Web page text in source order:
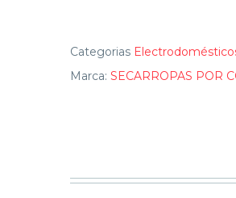
Categorias
Marca: SECARROPAS POR